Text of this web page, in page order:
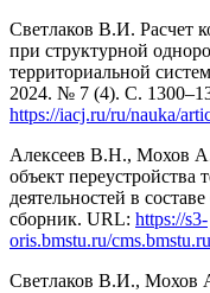
Светлаков В.И. Расчет
при структурной
территориальной
2024. № 7 (4). С.
https://iacj.ru/ru/nauka/
Алексеев В.Н., Мохов
объект переустройства
деятельностей в
сборник. URL: https://s3-
oris.bmstu.ru/
Светлаков В.И., Мохов